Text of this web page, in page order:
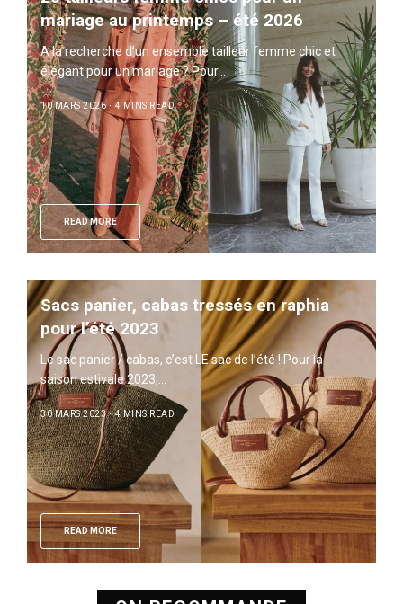
mariage au printemps – été 2026
A la recherche d’un ensemble tailleur femme chic et
élégant pour un mariage ? Pour…
10 MARS 2026 4 MINS READ
READ MORE
Sacs panier, cabas tressés en raphia
pour l’été 2023
Le sac panier / cabas, c’est LE sac de l’été ! Pour la
saison estivale 2023,…
30 MARS 2023 4 MINS READ
READ MORE